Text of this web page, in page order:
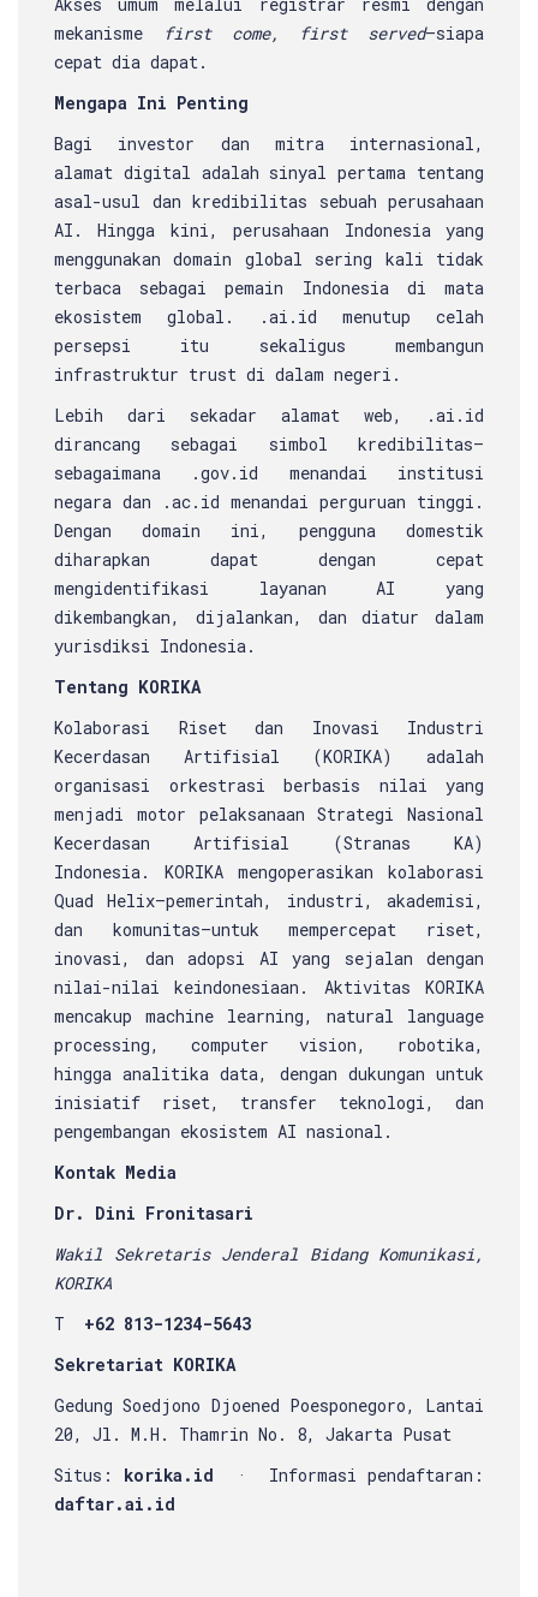
mekanisme
first come, first served—siapa
cepat dia dapat.
Mengapa Ini Penting
Bagi investor dan mitra internasional,
alamat digital adalah sinyal pertama tentang
asal-usul dan kredibilitas sebuah perusahaan
AI. Hingga kini, perusahaan Indonesia yang
menggunakan domain global sering kali tidak
terbaca sebagai pemain Indonesia di mata
ekosistem global. .ai.id menutup celah
persepsi itu sekaligus membangun
infrastruktur trust di dalam negeri.
Lebih dari sekadar alamat web, .ai.id
dirancang sebagai simbol kredibilitas—
sebagaimana .gov.id menandai institusi
negara dan .ac.id menandai perguruan tinggi.
Dengan domain ini, pengguna domestik
diharapkan dapat dengan cepat
mengidentifikasi layanan AI yang
dikembangkan, dijalankan, dan diatur dalam
yurisdiksi Indonesia.
Tentang KORIKA
Kolaborasi Riset dan Inovasi Industri
Kecerdasan Artifisial (KORIKA) adalah
organisasi orkestrasi berbasis nilai yang
menjadi motor pelaksanaan Strategi Nasional
Kecerdasan Artifisial (Stranas KA)
Indonesia. KORIKA mengoperasikan kolaborasi
Quad Helix—pemerintah, industri, akademisi,
dan komunitas—untuk mempercepat riset,
inovasi, dan adopsi AI yang sejalan dengan
nilai-nilai keindonesiaan. Aktivitas KORIKA
mencakup machine learning, natural language
processing, computer vision, robotika,
hingga analitika data, dengan dukungan untuk
inisiatif riset, transfer teknologi, dan
pengembangan ekosistem AI nasional.
Kontak Media
Dr. Dini Fronitasari
Wakil Sekretaris Jenderal Bidang Komunikasi,
KORIKA
T +62 813-1234-5643
Sekretariat KORIKA
Gedung Soedjono Djoened Poesponegoro, Lantai
20, Jl. M.H. Thamrin No. 8, Jakarta Pusat
Situs: korika.id · Informasi pendaftaran:
daftar.ai.id